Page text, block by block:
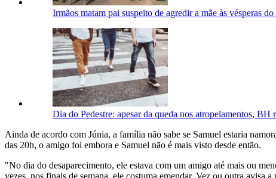
Irmãos matam pai suspeito de agredir a mãe às vésperas
Dia do Pedestre: apesar da queda nos atropelamentos, BH
Ainda de acordo com Júnia, a família não sabe se Samuel estaria
das 20h, o amigo foi embora e Samuel não é mais visto desde então.
"No dia do desaparecimento, ele estava com um amigo até mais ou